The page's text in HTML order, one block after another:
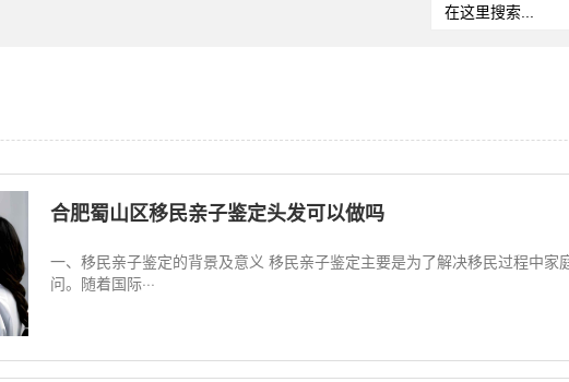
合肥蜀山区移民亲子鉴定头发可以做吗
一、移民亲子鉴定的背景及意义 移民亲子鉴定主要是为了解决移民过程中家
问。随着国际···